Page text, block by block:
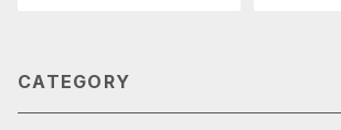
CATEGORY